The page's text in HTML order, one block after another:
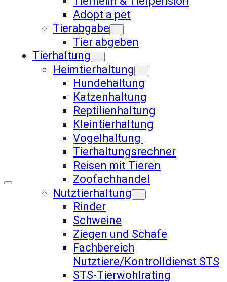
Adopt a pet
Tierabgabe
Tier abgeben
Tierhaltung
Heimtierhaltung
Hundehaltung
Katzenhaltung
Reptilienhaltung
Kleintierhaltung
Vogelhaltung
Tierhaltungsrechner
Reisen mit Tieren
Zoofachhandel
Nutztierhaltung
Rinder
Schweine
Ziegen und Schafe
Fachbereich
Nutztiere/Kontrolldienst STS
STS-Tierwohlrating